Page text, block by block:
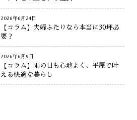
2026年6月24日
【コラム】夫婦ふたりなら本当に30坪必
要？
2026年6月9日
【コラム】雨の日も心地よく、平屋で叶
える快適な暮らし